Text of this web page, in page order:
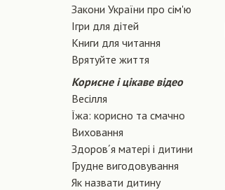
Закони України про сiм'ю
Ігри для дітей
Книги для читання
Врятуйте життя
Корисне і цікаве відео
Весілля
Їжа: корисно та смачно
Виховання
Здоров´я матері і дитини
Грудне вигодовування
Як назвати дитину